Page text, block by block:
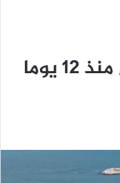
ميناء تانيت بلا كهرباء منذ 12 يوما